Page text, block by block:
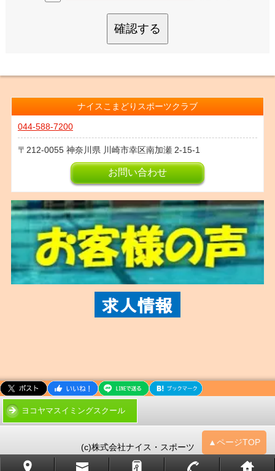
確認する
ナイスこまどりスポーツクラブ
044-588-7200
212-0055 神奈川県 川崎市幸区南加瀬 2-15-1
お問い合わせ
▲ページTOP
ヨコヤマスイミングスクール
(c)株式会社ナイス・スポーツ